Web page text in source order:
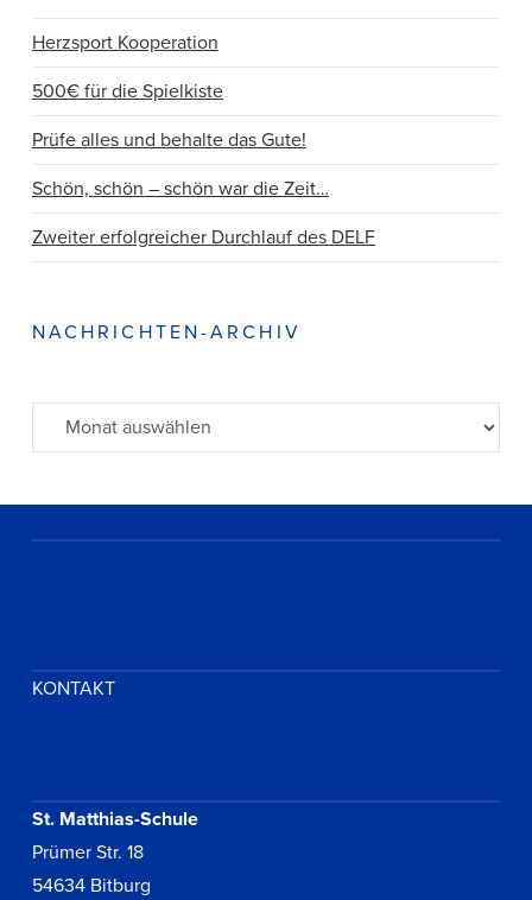
Herzsport Kooperation
500€ für die Spielkiste
Prüfe alles und behalte das Gute!
Schön, schön – schön war die Zeit…
Zweiter erfolgreicher Durchlauf des DELF
NACHRICHTEN-ARCHIV
Archiv
KONTAKT
St. Matthias-Schule
Prümer Str. 18
54634 Bitburg